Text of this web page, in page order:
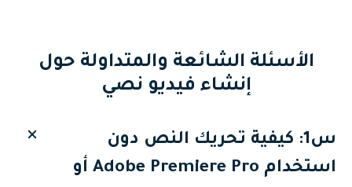
الأسئلة الشائعة والمتداولة حول
إنشاء فيديو نصي
س1: كيفية تحريك النص دون
استخدام Adobe Premiere Pro أو